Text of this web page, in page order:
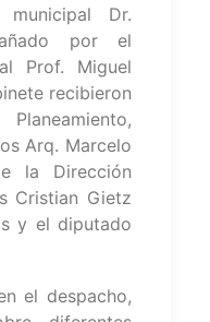
Dr.
por el
Prof. Miguel
recibieron
Arq. Marcelo
la Dirección
Cristian Gietz
y el diputado
el despacho,